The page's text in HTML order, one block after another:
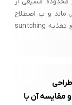
دمای و مقدار
ماند و ب اصطلاح
گوله شده است – البته در بعضی از انواع منابع تغذیه suntching
مقایسه آن با